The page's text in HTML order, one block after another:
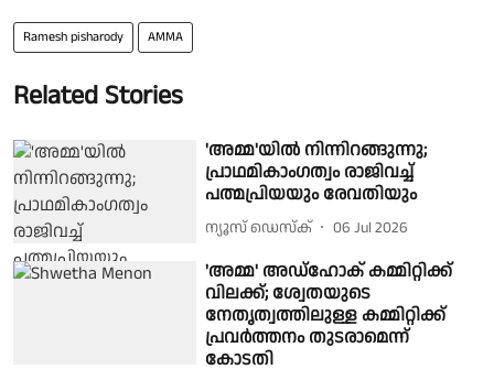
Ramesh pisharody AMMA
Related Stories
'അമ്മ'യിൽ നിന്നിറങ്ങുന്നു;
പ്രാഥമികാംഗത്വം രാജിവച്ച്
പത്മപ്രിയയും രേവതിയും
ന്യൂസ് ഡെസ്ക് 06 Jul 2026
'അമ്മ' അഡ്ഹോക് കമ്മിറ്റിക്ക്
വിലക്ക്; ശ്വേതയുടെ
നേതൃത്വത്തിലുള്ള കമ്മിറ്റിക്ക്
പ്രവർത്തനം തുടരാമെന്ന്
കോടതി